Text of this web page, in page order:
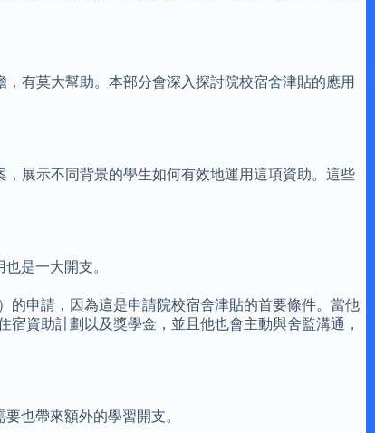
有莫大幫助。本部分會深入探討院校宿舍津貼的應用
展示不同背景的學生如何有效地運用這項資助。這些
是一大開支。
的申請，因為這是申請院校宿舍津貼的首要條件。當他
資助計劃以及獎學金，並且他也會主動與舍監溝通，
也帶來額外的學習開支。